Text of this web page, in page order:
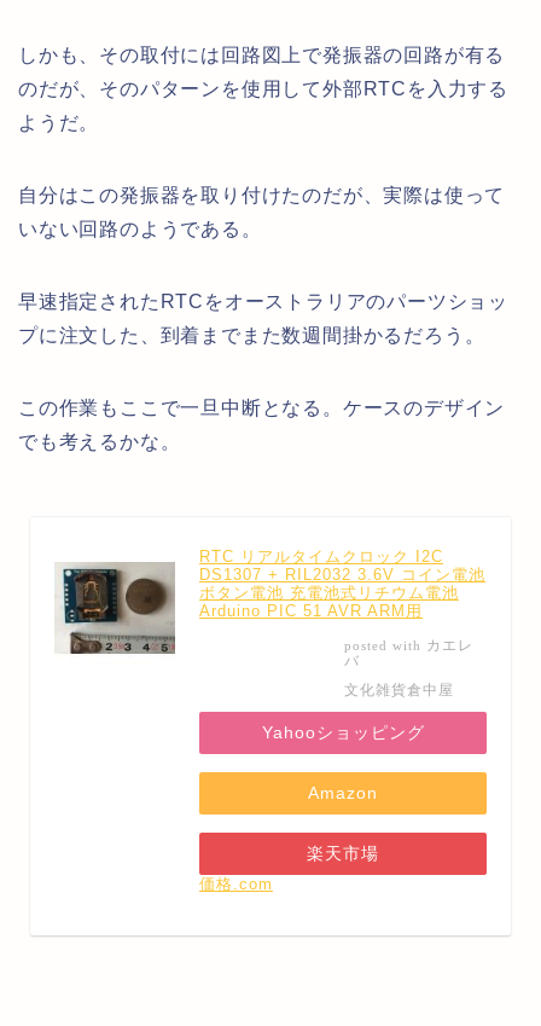
しかも、その取付には回路図上で発振器の回路が有る
のだが、そのパターンを使用して外部RTCを入力する
ようだ。
自分はこの発振器を取り付けたのだが、実際は使って
いない回路のようである。
早速指定されたRTCをオーストラリアのパーツショッ
プに注文した、到着までまた数週間掛かるだろう。
この作業もここで一旦中断となる。ケースのデザイン
でも考えるかな。
RTC リアルタイムクロック I2C
DS1307 + RIL2032 3.6V コイン電池
ボタン電池 充電池式リチウム電池
Arduino PIC 51 AVR ARM用
posted with カエレ
バ
文化雑貨倉中屋
Yahooショッピング
Amazon
楽天市場
価格.com